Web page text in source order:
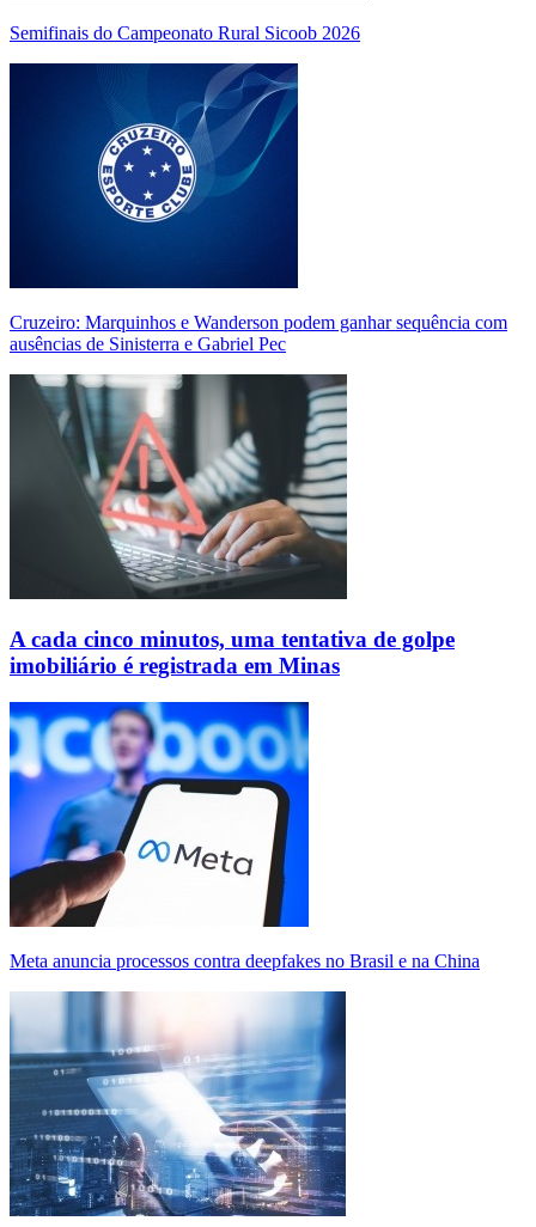
Semifinais do Campeonato Rural Sicoob 2026
Cruzeiro: Marquinhos e Wanderson podem ganhar sequência com
ausências de Sinisterra e Gabriel Pec
A cada cinco minutos, uma tentativa de golpe
imobiliário é registrada em Minas
Meta anuncia processos contra deepfakes no Brasil e na China